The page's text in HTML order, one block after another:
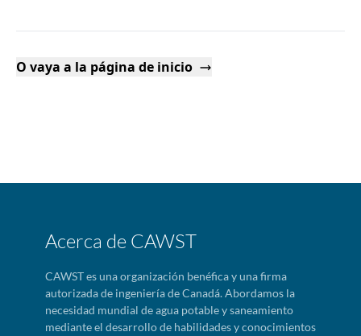
O vaya a la página de inicio
Acerca de CAWST
CAWST es una organización benéfica y una firma
autorizada de ingeniería de Canadá. Abordamos la
necesidad mundial de agua potable y saneamiento
mediante el desarrollo de habilidades y conocimientos